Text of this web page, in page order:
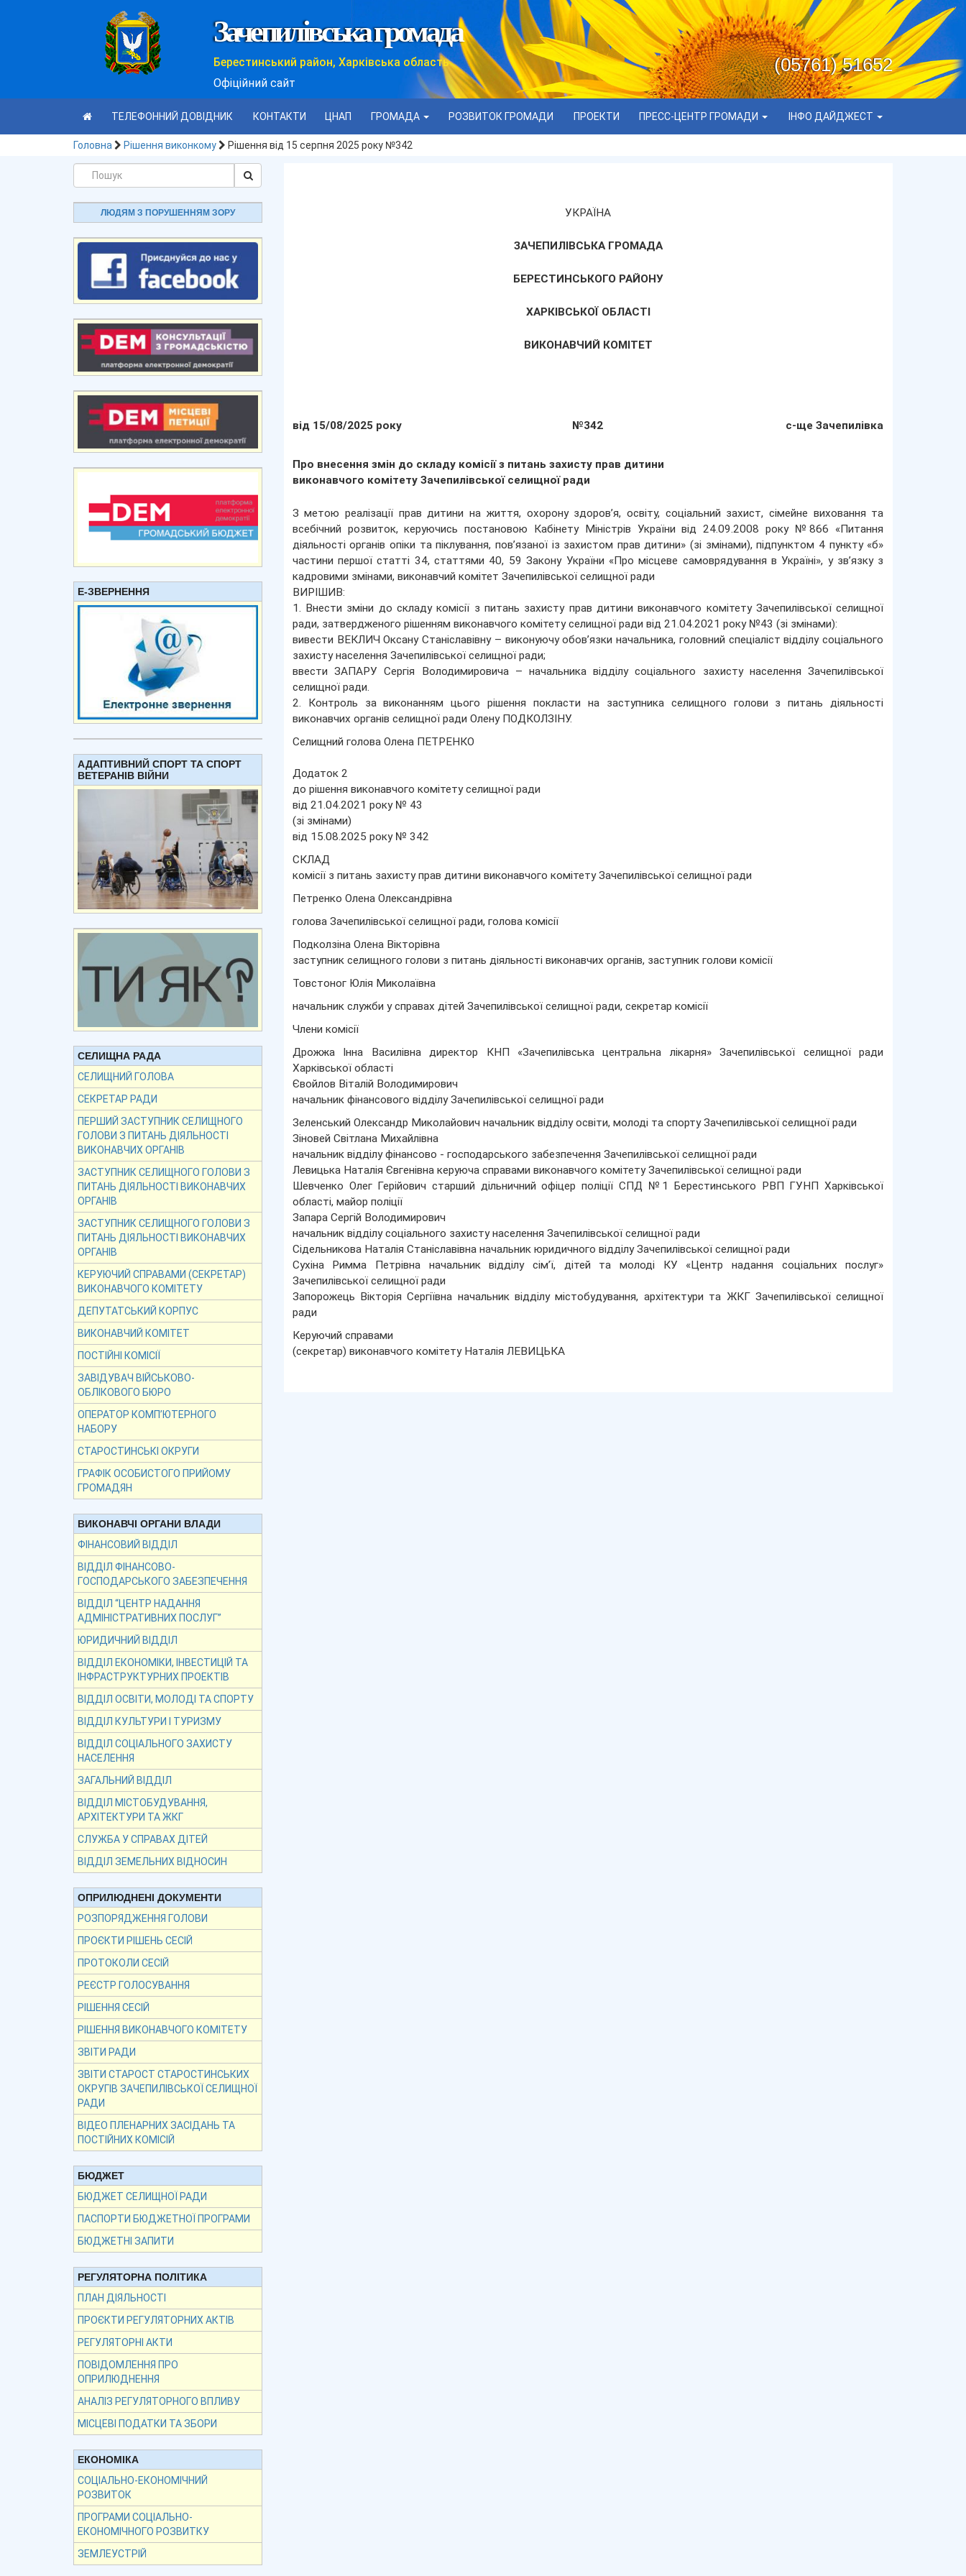
Зачепилівська громада
Берестинський район, Харківська область
Офіційний сайт
(05761) 51652
ТЕЛЕФОННИЙ ДОВІДНИК КОНТАКТИ ЦНАП ГРОМАДА РОЗВИТОК ГРОМАДИ ПРОЕКТИ ПРЕСС-ЦЕНТР ГРОМАДИ ІНФО ДАЙДЖЕСТ
Головна Рішення виконкому Рішення від 15 серпня 2025 року №342
ЛЮДЯМ З ПОРУШЕННЯМ ЗОРУ
Е-ЗВЕРНЕННЯ
АДАПТИВНИЙ СПОРТ ТА СПОРТ
ВЕТЕРАНІВ ВІЙНИ
СЕЛИЩНА РАДА
СЕЛИЩНИЙ ГОЛОВА
СЕКРЕТАР РАДИ
ПЕРШИЙ ЗАСТУПНИК СЕЛИЩНОГО
ГОЛОВИ З ПИТАНЬ ДІЯЛЬНОСТІ
ВИКОНАВЧИХ ОРГАНІВ
ЗАСТУПНИК СЕЛИЩНОГО ГОЛОВИ З
ПИТАНЬ ДІЯЛЬНОСТІ ВИКОНАВЧИХ
ОРГАНІВ
ЗАСТУПНИК СЕЛИЩНОГО ГОЛОВИ З
ПИТАНЬ ДІЯЛЬНОСТІ ВИКОНАВЧИХ
ОРГАНІВ
КЕРУЮЧИЙ СПРАВАМИ (СЕКРЕТАР)
ВИКОНАВЧОГО КОМІТЕТУ
ДЕПУТАТСЬКИЙ КОРПУС
ВИКОНАВЧИЙ КОМІТЕТ
ПОСТІЙНІ КОМІСІЇ
ЗАВІДУВАЧ ВІЙСЬКОВО-
ОБЛІКОВОГО БЮРО
ОПЕРАТОР КОМП’ЮТЕРНОГО
НАБОРУ
СТАРОСТИНСЬКІ ОКРУГИ
ГРАФІК ОСОБИСТОГО ПРИЙОМУ
ГРОМАДЯН
ВИКОНАВЧІ ОРГАНИ ВЛАДИ
ФІНАНСОВИЙ ВІДДІЛ
ВІДДІЛ ФІНАНСОВО-
ГОСПОДАРСЬКОГО ЗАБЕЗПЕЧЕННЯ
ВІДДІЛ “ЦЕНТР НАДАННЯ
АДМІНІСТРАТИВНИХ ПОСЛУГ”
ЮРИДИЧНИЙ ВІДДІЛ
ВІДДІЛ ЕКОНОМІКИ, ІНВЕСТИЦІЙ ТА
ІНФРАСТРУКТУРНИХ ПРОЕКТІВ
ВІДДІЛ ОСВІТИ, МОЛОДІ ТА СПОРТУ
ВІДДІЛ КУЛЬТУРИ І ТУРИЗМУ
ВІДДІЛ СОЦІАЛЬНОГО ЗАХИСТУ
НАСЕЛЕННЯ
ЗАГАЛЬНИЙ ВІДДІЛ
ВІДДІЛ МІСТОБУДУВАННЯ,
АРХІТЕКТУРИ ТА ЖКГ
СЛУЖБА У СПРАВАХ ДІТЕЙ
ВІДДІЛ ЗЕМЕЛЬНИХ ВІДНОСИН
ОПРИЛЮДНЕНІ ДОКУМЕНТИ
РОЗПОРЯДЖЕННЯ ГОЛОВИ
ПРОЄКТИ РІШЕНЬ СЕСІЙ
ПРОТОКОЛИ СЕСІЙ
РЕЄСТР ГОЛОСУВАННЯ
РІШЕННЯ СЕСІЙ
РІШЕННЯ ВИКОНАВЧОГО КОМІТЕТУ
ЗВІТИ РАДИ
ЗВІТИ СТАРОСТ СТАРОСТИНСЬКИХ
ОКРУГІВ ЗАЧЕПИЛІВСЬКОЇ СЕЛИЩНОЇ
РАДИ
ВІДЕО ПЛЕНАРНИХ ЗАСІДАНЬ ТА
ПОСТІЙНИХ КОМІСІЙ
БЮДЖЕТ
БЮДЖЕТ СЕЛИЩНОЇ РАДИ
ПАСПОРТИ БЮДЖЕТНОЇ ПРОГРАМИ
БЮДЖЕТНІ ЗАПИТИ
РЕГУЛЯТОРНА ПОЛІТИКА
ПЛАН ДІЯЛЬНОСТІ
ПРОЄКТИ РЕГУЛЯТОРНИХ АКТІВ
РЕГУЛЯТОРНІ АКТИ
ПОВІДОМЛЕННЯ ПРО
ОПРИЛЮДНЕННЯ
АНАЛІЗ РЕГУЛЯТОРНОГО ВПЛИВУ
МІСЦЕВІ ПОДАТКИ ТА ЗБОРИ
ЕКОНОМІКА
СОЦІАЛЬНО-ЕКОНОМІЧНИЙ
РОЗВИТОК
ПРОГРАМИ СОЦІАЛЬНО-
ЕКОНОМІЧНОГО РОЗВИТКУ
ЗЕМЛЕУСТРІЙ
УКРАЇНА
ЗАЧЕПИЛІВСЬКА ГРОМАДА
БЕРЕСТИНСЬКОГО РАЙОНУ
ХАРКІВСЬКОЇ ОБЛАСТІ
ВИКОНАВЧИЙ КОМІТЕТ
від 15/08/2025 року №342 с-ще Зачепилівка
Про внесення змін до складу комісії з питань захисту прав дитини
виконавчого комітету Зачепилівської селищної ради
З метою реалізації прав дитини на життя, охорону здоров’я, освіту, соціальний захист, сімейне виховання та
всебічний розвиток, керуючись постановою Кабінету Міністрів України від 24.09.2008 року №866 «Питання
діяльності органів опіки та піклування, пов’язаної із захистом прав дитини» (зі змінами), підпунктом 4 пункту «б»
частини першої статті 34, статтями 40, 59 Закону України «Про місцеве самоврядування в Україні», у зв’язку з
кадровими змінами, виконавчий комітет Зачепилівської селищної ради
ВИРІШИВ:
1. Внести зміни до складу комісії з питань захисту прав дитини виконавчого комітету Зачепилівської селищної
ради, затвердженого рішенням виконавчого комітету селищної ради від 21.04.2021 року №43 (зі змінами):
вивести ВЕКЛИЧ Оксану Станіславівну – виконуючу обов’язки начальника, головний спеціаліст відділу соціального
захисту населення Зачепилівської селищної ради;
ввести ЗАПАРУ Сергія Володимировича – начальника відділу соціального захисту населення Зачепилівської
селищної ради.
2. Контроль за виконанням цього рішення покласти на заступника селищного голови з питань діяльності
виконавчих органів селищної ради Олену ПОДКОЛЗІНУ.
Селищний голова Олена ПЕТРЕНКО
Додаток 2
до рішення виконавчого комітету селищної ради
від 21.04.2021 року № 43
(зі змінами)
від 15.08.2025 року № 342
СКЛАД
комісії з питань захисту прав дитини виконавчого комітету Зачепилівської селищної ради
Петренко Олена Олександрівна
голова Зачепилівської селищної ради, голова комісії
Подколзіна Олена Вікторівна
заступник селищного голови з питань діяльності виконавчих органів, заступник голови комісії
Товстоног Юлія Миколаївна
начальник служби у справах дітей Зачепилівської селищної ради, секретар комісії
Члени комісії
Дрожжа Інна Василівна директор КНП «Зачепилівська центральна лікарня» Зачепилівської селищної ради
Харківської області
Євойлов Віталій Володимирович
начальник фінансового відділу Зачепилівської селищної ради
Зеленський Олександр Миколайович начальник відділу освіти, молоді та спорту Зачепилівської селищної ради
Зіновей Світлана Михайлівна
начальник відділу фінансово - господарського забезпечення Зачепилівської селищної ради
Левицька Наталія Євгенівна керуюча справами виконавчого комітету Зачепилівської селищної ради
Шевченко Олег Герійович старший дільничний офіцер поліції СПД №1 Берестинського РВП ГУНП Харківської
області, майор поліції
Запара Сергій Володимирович
начальник відділу соціального захисту населення Зачепилівської селищної ради
Сідельникова Наталія Станіславівна начальник юридичного відділу Зачепилівської селищної ради
Сухіна Римма Петрівна начальник відділу сім’ї, дітей та молоді КУ «Центр надання соціальних послуг»
Зачепилівської селищної ради
Запорожець Вікторія Сергіївна начальник відділу містобудування, архітектури та ЖКГ Зачепилівської селищної
ради
Керуючий справами
(секретар) виконавчого комітету Наталія ЛЕВИЦЬКА